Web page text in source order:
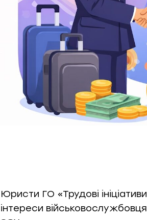
Юристи ГО «Трудові
інтереси